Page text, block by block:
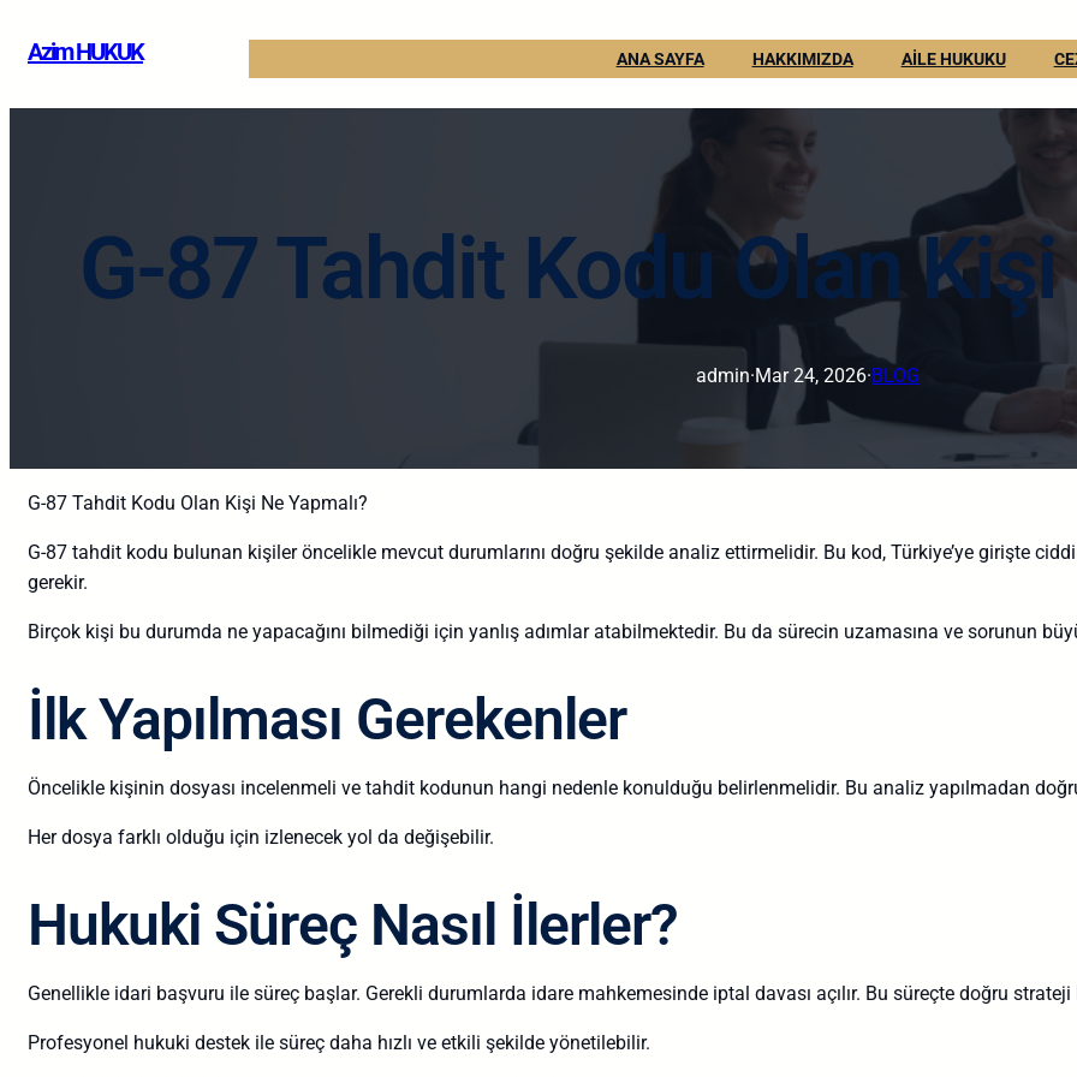
geç
Azim HUKUK ANA SAYFA HAKKIMIZDA AİLE HUKUKU
G-87 Tahdit Kodu Olan Kişi
admin·Mar 24, 2026·BLOG
G-87 Tahdit Kodu Olan Kişi Ne Yapmalı?
G-87 tahdit kodu bulunan kişiler öncelikle mevcut durumlarını doğru şekilde analiz ettirmelidir. Bu kod, Türkiye’ye girişte
gerekir.
Birçok kişi bu durumda ne yapacağını bilmediği için yanlış adımlar atabilmektedir. Bu da sürecin uzamasına ve sorunun
İlk Yapılması Gerekenler
Öncelikle kişinin dosyası incelenmeli ve tahdit kodunun hangi nedenle konulduğu belirlenmelidir. Bu analiz yapılmadan
Her dosya farklı olduğu için izlenecek yol da değişebilir.
Hukuki Süreç Nasıl İlerler?
Genellikle idari başvuru ile süreç başlar. Gerekli durumlarda idare mahkemesinde iptal davası açılır. Bu süreçte doğru
Profesyonel hukuki destek ile süreç daha hızlı ve etkili şekilde yönetilebilir.